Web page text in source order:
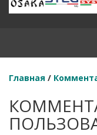
Главная /